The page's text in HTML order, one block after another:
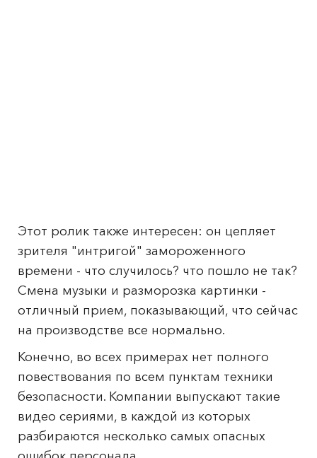
Этот ролик также интересен: он цепляет
зрителя "интригой" замороженного
времени - что случилось? что пошло не так?
Смена музыки и разморозка картинки -
отличный прием, показывающий, что сейчас
на производстве все нормально.
Конечно, во всех примерах нет полного
повествования по всем пунктам техники
безопасности. Компании выпускают такие
видео сериями, в каждой из которых
разбираются несколько самых опасных